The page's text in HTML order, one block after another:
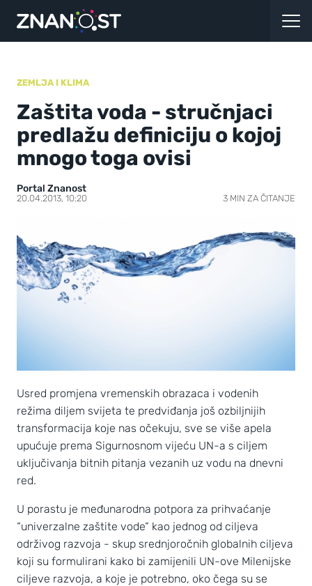
ZEMLJA I KLIMA
Zaštita voda - stručnjaci
predlažu definiciju o kojoj
mnogo toga ovisi
Portal Znanost
20.04.2013, 10:20 3 MIN ZA ČITANJE
Usred promjena vremenskih obrazaca i vodenih
režima diljem svijeta te predviđanja još ozbiljnijih
transformacija koje nas očekuju, sve se više apela
upućuje prema Sigurnosnom vijeću UN-a s ciljem
uključivanja bitnih pitanja vezanih uz vodu na dnevni
red.
U porastu je međunarodna potpora za prihvaćanje
“univerzalne zaštite vode“ kao jednog od ciljeva
održivog razvoja - skup srednjoročnih globalnih ciljeva
koji su formulirani kako bi zamijenili UN-ove Milenijske
ciljeve razvoja, a koje je potrebno, oko čega su se